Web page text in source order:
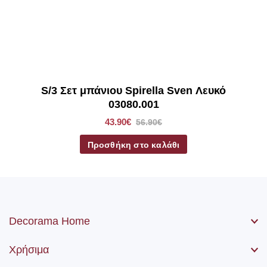
S/3 Σετ μπάνιου Spirella Sven Λευκό
03080.001
43.90€ 56.90€
Προσθήκη στο καλάθι
Decorama Home
Χρήσιμα